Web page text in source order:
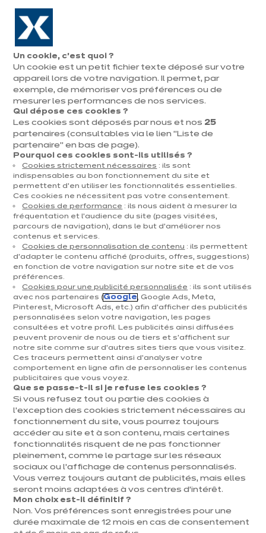
Aller à la navigation
Aller au contenu principal
Ouvrir
le
menu
magasins
Prendre
rendez-vous
Vous
êtes
ici
Accueil Cuisines Par catégorie Cuisines d'exposition Lumina
Contact
Télécharger le catalogue
Prendre rendez-vous
Cuisines & aménagement
Cuisines équipées
Inspirations & conseils
Aménagement intérieur
Votre projet
À propos d'ixina
Recrutement
Newsletter
Découvrez toutes nos nouveautés
Un cookie, c’est quoi ?
Un cookie est un petit fichier texte déposé sur votre
appareil lors de votre navigation. Il permet, par
exemple, de mémoriser vos préférences ou de
mesurer les performances de nos services.
Qui dépose ces cookies ?
Les cookies sont déposés par nous et nos 25
partenaires (consultables via le lien "Liste de
partenaire" en bas de page).
Pourquoi ces cookies sont-ils utilisés ?
Cookies strictement nécessaires : ils sont
indispensables au bon fonctionnement du site et
permettent d’en utiliser les fonctionnalités essentielles.
Ces cookies ne nécessitent pas votre consentement.
Cookies de performance : ils nous aident à mesurer la
fréquentation et l’audience du site (pages visitées,
parcours de navigation), dans le but d’améliorer nos
contenus et services.
Cookies de personnalisation de contenu : ils permettent
d’adapter le contenu affiché (produits, offres, suggestions)
en fonction de votre navigation sur notre site et de vos
préférences.
Cookies pour une publicité personnalisée : ils sont utilisés
avec nos partenaires (Google, Google Ads, Meta,
Pinterest, Microsoft Ads, etc.) afin d’afficher des publicités
personnalisées selon votre navigation, les pages
consultées et votre profil. Les publicités ainsi diffusées
peuvent provenir de nous ou de tiers et s'affichent sur
notre site comme sur d’autres sites tiers que vous visitez.
Ces traceurs permettent ainsi d'analyser votre
comportement en ligne afin de personnaliser les contenus
publicitaires que vous voyez.
Que se passe-t-il si je refuse les cookies ?
Si vous refusez tout ou partie des cookies à
l’exception des cookies strictement nécessaires au
fonctionnement du site, vous pourrez toujours
accéder au site et à son contenu, mais certaines
fonctionnalités risquent de ne pas fonctionner
pleinement, comme le partage sur les réseaux
sociaux ou l’affichage de contenus personnalisés.
Vous verrez toujours autant de publicités, mais elles
seront moins adaptées à vos centres d’intérêt.
Mon choix est-il définitif ?
Non. Vos préférences sont enregistrées pour une
durée maximale de 12 mois en cas de consentement